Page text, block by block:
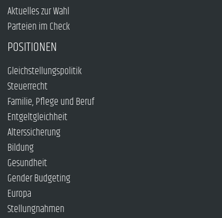
Aktuelles zur Wahl
Parteien im Check
POSITIONEN
Gleichstellungspolitik
Steuerrecht
Familie, Pflege und Beruf
Entgeltgleichheit
Alterssicherung
Bildung
Gesundheit
Gender Budgeting
Europa
Stellungnahmen